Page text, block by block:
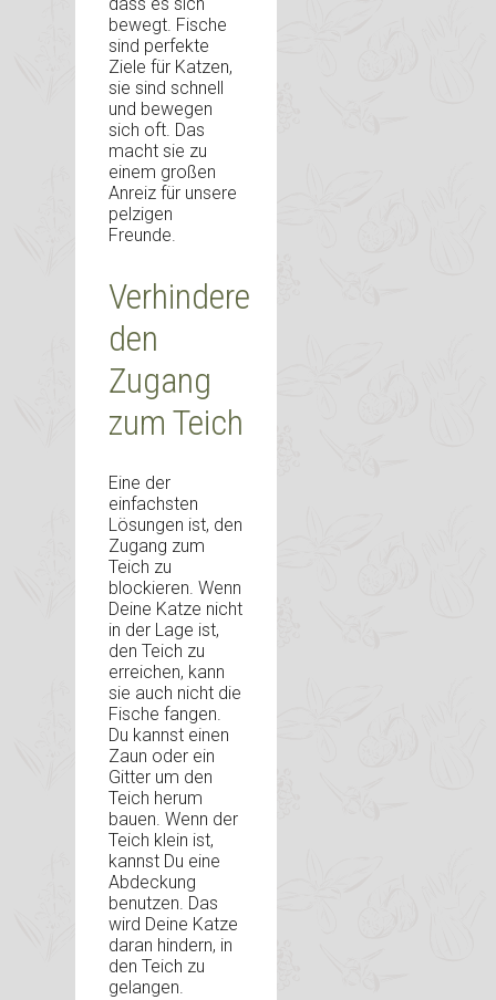
bewegt. Fische
sind perfekte
Ziele für Katzen,
sie sind schnell
und bewegen
sich oft. Das
macht sie zu
einem großen
Anreiz für unsere
pelzigen
Freunde.
Verhindere
den
Zugang
zum Teich
Eine der
einfachsten
Lösungen ist, den
Zugang zum
Teich zu
blockieren. Wenn
Deine Katze nicht
in der Lage ist,
den Teich zu
erreichen, kann
sie auch nicht die
Fische fangen.
Du kannst einen
Zaun oder ein
Gitter um den
Teich herum
bauen. Wenn der
Teich klein ist,
kannst Du eine
Abdeckung
benutzen. Das
wird Deine Katze
daran hindern, in
den Teich zu
gelangen.